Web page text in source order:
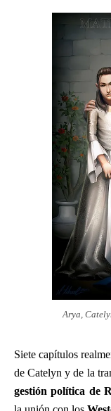
Arya,
Siete capítulos
de Catelyn y de la
gestión política de